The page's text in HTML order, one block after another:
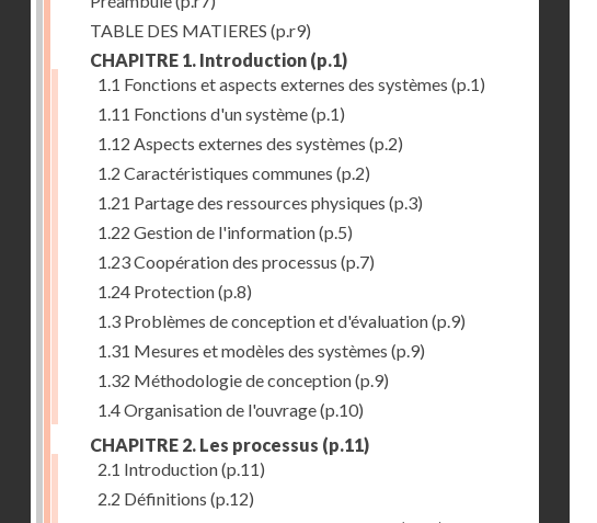
TABLE DES MATIERES (p.r9)
CHAPITRE 1. Introduction (p.1)
1.1 Fonctions et aspects externes des systèmes (p.1)
1.11 Fonctions d'un système(p.1)
1.12 Aspects externes des systèmes (p.2)
1.2 Caractéristiques communes (p.2)
1.21 Partage des ressources physiques (p.3)
1.22 Gestion de l'information(p.5)
1.23 Coopération des processus (p.7)
1.24 Protection(p.8)
1.3 Problèmes de conception et d'évaluation(p.9)
1.31 Mesures et modèles des systèmes (p.9)
1.32 Méthodologie de conception(p.9)
1.4 Organisation de l'ouvrage(p.10)
CHAPITRE 2. Les processus (p.11)
2.1 Introduction(p.11)
2.2 Définitions (p.12)